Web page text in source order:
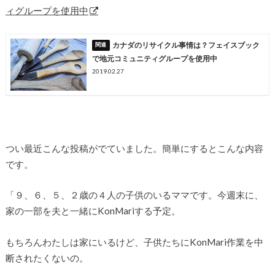
ィグループを使用中
カナダのリサイクル事情は？フェイスブック
で地元コミュニティグループを使用中
2019.02.27
つい最近こんな投稿がでていました。簡単にするとこんな内容
です。
「９、６、５、２歳の４人の子供のいるママです。今週末に、
家の一部を夫と一緒にKonMariする予定。
もちろんわたしは家にいるけど、子供たちにKonMari作業を中
断されたくないの。